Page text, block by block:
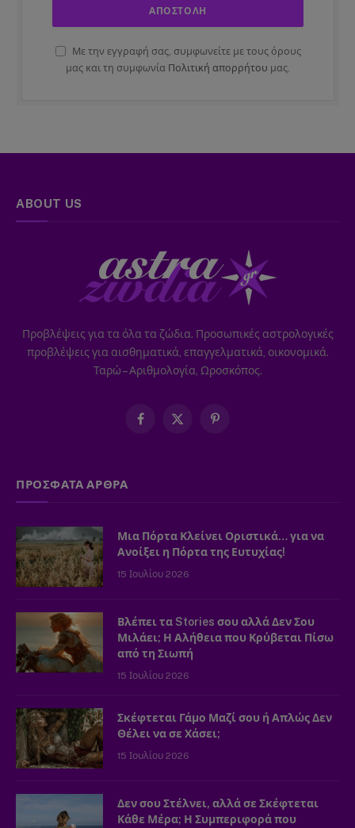
Με την εγγραφή σας, συμφωνείτε με τους όρους
μας και τη συμφωνία Πολιτική απορρήτου μας.
ABOUT US
Προβλέψεις για τα όλα τα ζώδια. Προσωπικές αστρολογικές
προβλέψεις για αισθηματικά, επαγγελματικά, οικονομικά.
Ταρώ – Αριθμολογία, Ωροσκόπος.
Facebook
X
Pinterest
ΠΡΟΣΦΑΤΑ ΑΡΘΡΑ
Μια Πόρτα Κλείνει Οριστικά… για να
Ανοίξει η Πόρτα της Ευτυχίας!
15 Ιουλίου 2026
Βλέπει τα Stories σου αλλά Δεν Σου
Μιλάει; Η Αλήθεια που Κρύβεται Πίσω
από τη Σιωπή
15 Ιουλίου 2026
Σκέφτεται Γάμο Μαζί σου ή Απλώς Δεν
Θέλει να σε Χάσει;
15 Ιουλίου 2026
Δεν σου Στέλνει, αλλά σε Σκέφτεται
Κάθε Μέρα; Η Συμπεριφορά που